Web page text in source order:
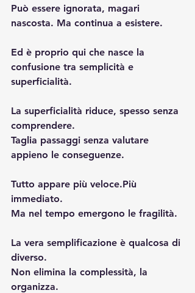
Può essere ignorata, magari
nascosta. Ma continua a esistere.
Ed è proprio qui che nasce la
confusione tra semplicità e
superficialità.
La superficialità riduce, spesso senza
comprendere.
Taglia passaggi senza valutare
appieno le conseguenze.
Tutto appare più veloce.Più
immediato.
Ma nel tempo emergono le fragilità.
La vera semplificazione è qualcosa di
diverso.
Non elimina la complessità, la
organizza.